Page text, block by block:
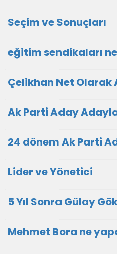
Seçim ve Sonuçları
eğitim sendikaları
Çelikhan Net Olarak
Ak Parti Aday
24 dönem Ak Parti
Lider ve Yönetici
5 Yıl Sonra Gülay
Mehmet Bora ne